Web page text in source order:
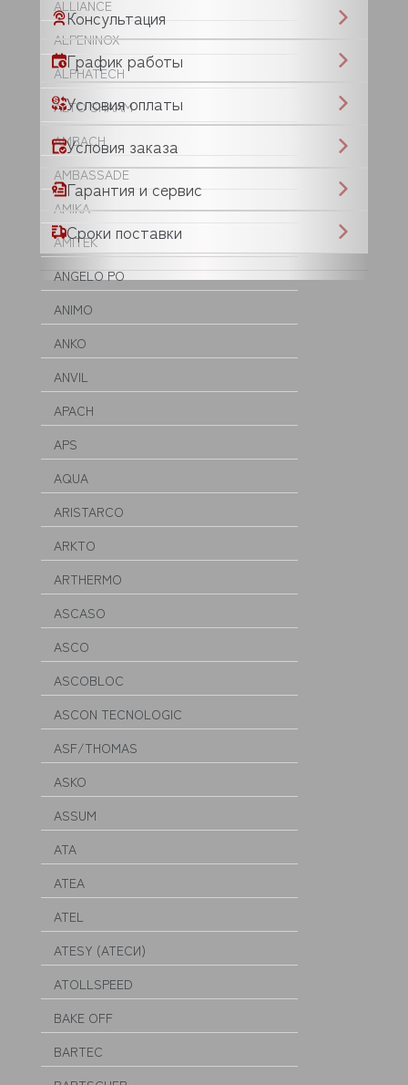
ALLIANCE
ALPENINOX
ALPHATECH
ALTO SHAAM
AMBACH
AMBASSADE
AMIKA
AMITEK
ANGELO PO
ANIMO
ANKO
ANVIL
APACH
APS
AQUA
ARISTARCO
ARKTO
ARTHERMO
ASCASO
ASCO
ASCOBLOC
ASCON TECNOLOGIC
ASF/THOMAS
ASKO
ASSUM
ATA
ATEA
ATEL
ATESY (АТЕСИ)
ATOLLSPEED
BAKE OFF
BARTEC
Консультация
График работы
Условия оплаты
Условия заказа
Гарантия и сервис
Сроки поставки